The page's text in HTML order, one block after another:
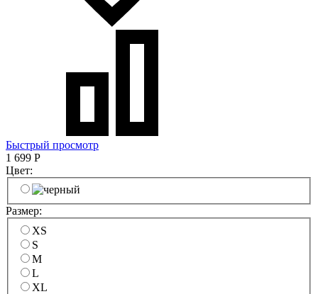
Быстрый просмотр
1 699 Р
Цвет:
Размер:
XS
S
M
L
XL